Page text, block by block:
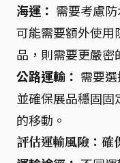
海運： 需要考慮
可能需要額外使用
品，則需要更嚴密
公路運輸： 需要
並確保展品穩固
的移動。
評估運輸風險：確